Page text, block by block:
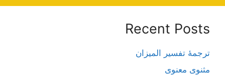
Recent Posts
ترجمۀ تفسیر المیزان
مثنوی معنوی